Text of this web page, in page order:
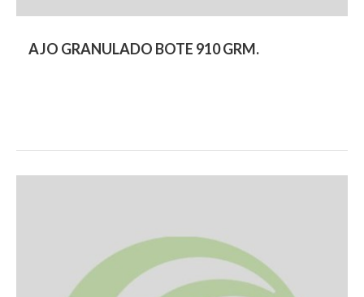
AJO GRANULADO BOTE 910 GRM.